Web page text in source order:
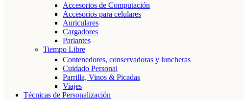
Accesorios de Computación
Accesorios para celulares
Auriculares
Cargadores
Parlantes
Tiempo Libre
Contenedores, conservadoras y luncheras
Cuidado Personal
Parrilla, Vinos & Picadas
Viajes
Técnicas de Personalización